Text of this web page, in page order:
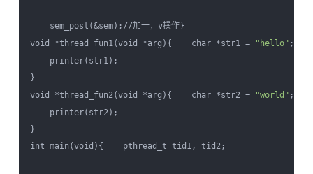
sem_post(&sem);//加一，v操作}
void *thread_fun1(void *arg){    char *str1 =
"hello" ;
printer(str1);
}
void *thread_fun2(void *arg){    char *str2 =
"world" ;
printer(str2);
}
int main(void){    pthread_t tid1, tid2;